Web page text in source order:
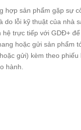
hợp sản phẩm gặp sự
do lỗi kỹ thuật của nhà
hệ trực tiếp với GDĐ+
hoặc gửi sản phẩm
gửi) kèm theo phiếu
hành.